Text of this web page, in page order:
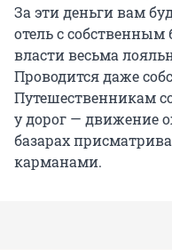
За эти деньги вам
отель с собственным
власти весьма
Проводится даже
Путешественникам
у дорог — движение
базарах
карманами.